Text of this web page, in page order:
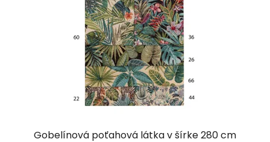
Gobelínová poťahová látka v šírke 280 cm